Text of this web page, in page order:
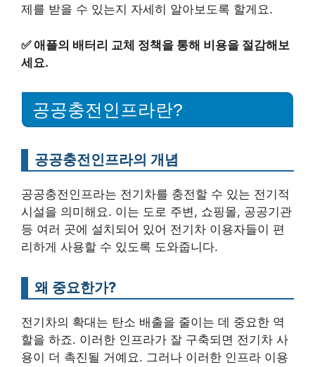
제를 받을 수 있는지 자세히 알아보도록 할게요.
✅ 애플의 배터리 교체 정책을 통해 비용을 절감해보
세요.
공공충전인프라란?
공공충전인프라의 개념
공공충전인프라는 전기차를 충전할 수 있는 전기적
시설을 의미해요. 이는 도로 주변, 쇼핑몰, 공공기관
등 여러 곳에 설치되어 있어 전기차 이용자들이 편
리하게 사용할 수 있도록 도와줍니다.
왜 중요한가?
전기차의 확대는 탄소 배출을 줄이는 데 중요한 역
할을 하죠. 이러한 인프라가 잘 구축되면 전기차 사
용이 더 촉진될 거예요. 그러나 이러한 인프라 이용